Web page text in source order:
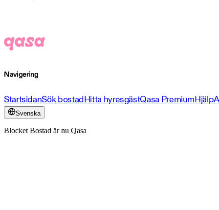
Navigering
StartsidanSök bostadHitta hyresgästQasa PremiumHjälp
Svenska
Blocket Bostad är nu Qasa